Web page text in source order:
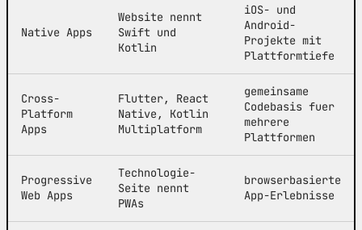
Native Apps
Website nennt
Swift und
Kotlin
iOS- und
Android-
Projekte mit
Plattformtiefe
Cross-
Platform
Apps
Flutter, React
Native, Kotlin
Multiplatform
gemeinsame
Codebasis fuer
mehrere
Plattformen
Progressive
Web Apps
Technologie-
Seite nennt
PWAs
browserbasierte
App-Erlebnisse